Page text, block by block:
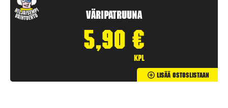
Väripatruuna
5,90 €
kpl
Lisää Ostoslistaan